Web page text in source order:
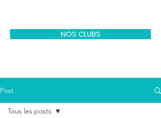
NOS CLUBS
Post
Tous les posts